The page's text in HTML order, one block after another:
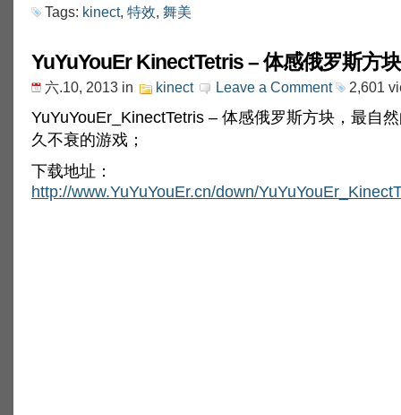
Tags: kinect, 特效, 舞美
YuYuYouEr KinectTetris – 体感俄罗斯方
六.10, 2013 in kinect Leave a Comment 2,601
YuYuYouEr_KinectTetris – 体感俄罗斯方块，最自
久不衰的游戏；
下载地址：
http://www.YuYuYouEr.cn/down/